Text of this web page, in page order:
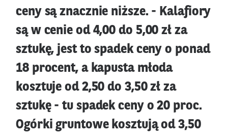
ceny są znacznie niższe. - Kalafiory
są w cenie od 4,00 do 5,00 zł za
sztukę, jest to spadek ceny o ponad
18 procent, a kapusta młoda
kosztuje od 2,50 do 3,50 zł za
sztukę - tu spadek ceny o 20 proc.
Ogórki gruntowe kosztują od 3,50